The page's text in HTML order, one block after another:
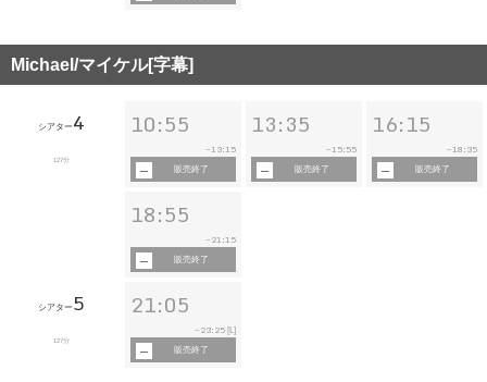
Michael/マイケル[字幕]
シアター4
127分
10:55
~ 13:15
販売終了
13:35
~ 15:55
販売終了
16:15
~ 18:35
販売終了
18:55
~ 21:15
販売終了
シアター5
127分
21:05
~ 23:25 [L]
販売終了